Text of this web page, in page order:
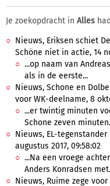
Je zoekopdracht in Alles had
Nieuws, Eriksen schiet
Schöne niet in actie, 14
...op naam van
als in de eerste...
Nieuws, Schone en
voor WK-deelname, 8
...er twintig minuten
Schone zeven
Nieuws, EL-
augustus 2017, 09:58:02
...Na een vroege
Anders Konradsen
Nieuws, Ruime zege